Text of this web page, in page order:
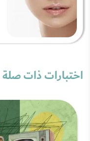
اختبارات ذات صلة